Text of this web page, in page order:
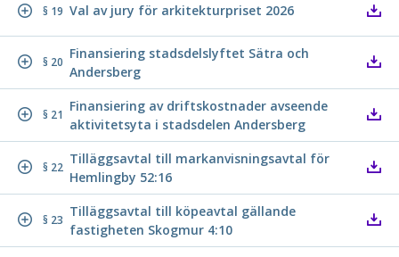
§ 19 Val av jury för arkitekturpriset 2026
§ 20
Finansiering stadsdelslyftet Sätra och
Andersberg
§ 21
Finansiering av driftskostnader avseende
aktivitetsyta i stadsdelen Andersberg
§ 22
Tilläggsavtal till markanvisningsavtal för
Hemlingby 52:16
§ 23
Tilläggsavtal till köpeavtal gällande
fastigheten Skogmur 4:10